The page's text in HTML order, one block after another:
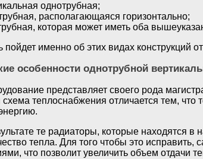
однотрубная;
располагающаяся горизонтально;
которая может иметь оба
пойдет именно об этих видах конструкций
особенности однотрубной
представляет своего рода
теплоснабжения отличается тем,
те радиаторы, которые находятся
тепла. Для того чтобы это
что позволит увеличить объем отдачи